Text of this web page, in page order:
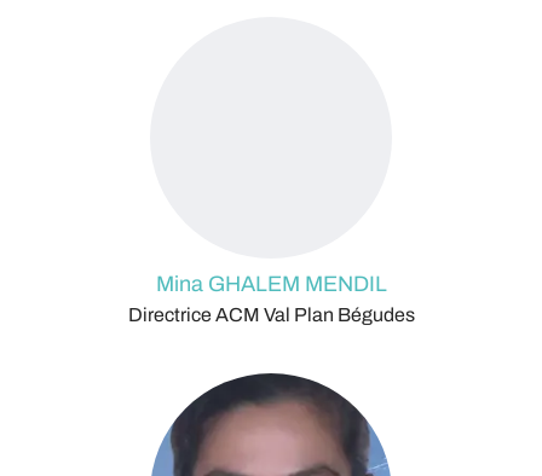
Mina GHALEM MENDIL
Directrice ACM Val Plan Bégudes